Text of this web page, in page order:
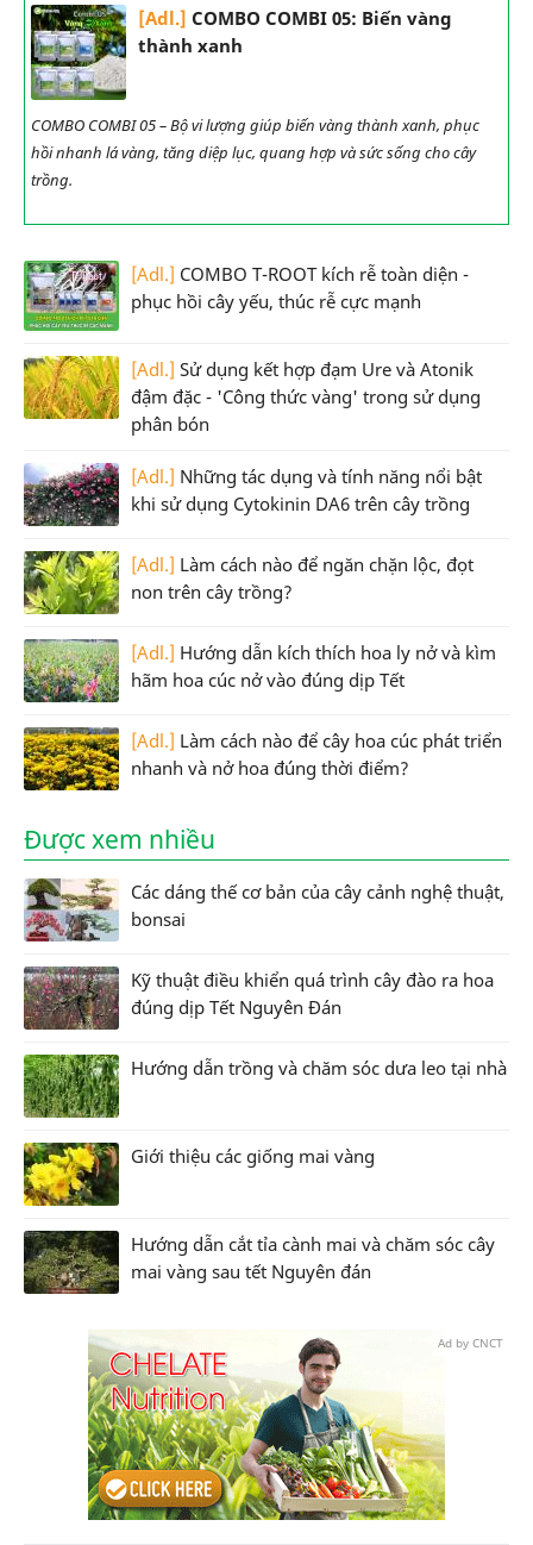
[Adl.] COMBO COMBI 05: Biến vàng
thành xanh
COMBO COMBI 05 – Bộ vi lượng giúp biến vàng thành xanh, phục
hồi nhanh lá vàng, tăng diệp lục, quang hợp và sức sống cho cây
trồng.
[Adl.] COMBO T-ROOT kích rễ toàn diện -
phục hồi cây yếu, thúc rễ cực mạnh
[Adl.] Sử dụng kết hợp đạm Ure và Atonik
đậm đặc - 'Công thức vàng' trong sử dụng
phân bón
[Adl.] Những tác dụng và tính năng nổi bật
khi sử dụng Cytokinin DA6 trên cây trồng
[Adl.] Làm cách nào để ngăn chặn lộc, đọt
non trên cây trồng?
[Adl.] Hướng dẫn kích thích hoa ly nở và kìm
hãm hoa cúc nở vào đúng dịp Tết
[Adl.] Làm cách nào để cây hoa cúc phát triển
nhanh và nở hoa đúng thời điểm?
Được xem nhiều
Các dáng thế cơ bản của cây cảnh nghệ thuật,
bonsai
Kỹ thuật điều khiển quá trình cây đào ra hoa
đúng dịp Tết Nguyên Đán
Hướng dẫn trồng và chăm sóc dưa leo tại nhà
Giới thiệu các giống mai vàng
Hướng dẫn cắt tỉa cành mai và chăm sóc cây
mai vàng sau tết Nguyên đán
Ad by CNCT